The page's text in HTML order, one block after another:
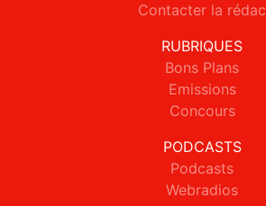
Contacter la rédac
RUBRIQUES
Bons Plans
Emissions
Concours
PODCASTS
Podcasts
Webradios